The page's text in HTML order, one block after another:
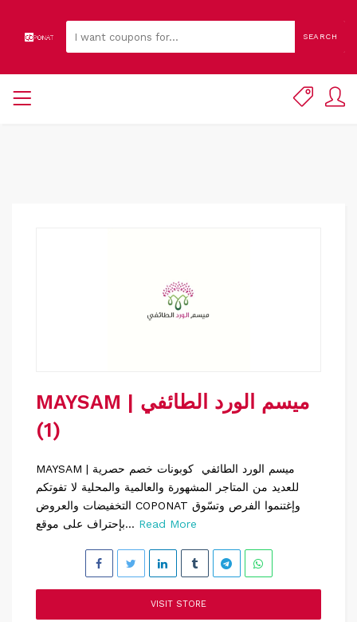
SEARCH
MAYSAM | ميسم الورد الطائفي
(1)
MAYSAM | ميسم الورد الطائفي كوبونات خصم حصرية
للعديد من المتاجر المشهورة والعالمية والمحلية لا تفوتكم
التخفيضات والعروض COPONAT وإغتنموا الفرص وتسّوق
بإحتراف على موقع... Read More
VISIT STORE